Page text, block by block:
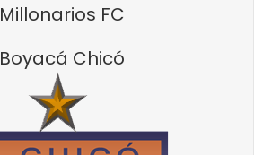
Millonarios FC
Boyacá Chicó